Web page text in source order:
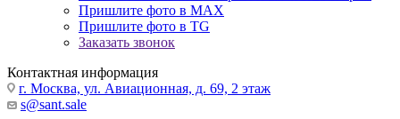
Пришлите фото в MAX
Пришлите фото в TG
Заказать звонок
Контактная информация
г. Москва, ул. Авиационная, д. 69, 2 этаж
s@sant.sale